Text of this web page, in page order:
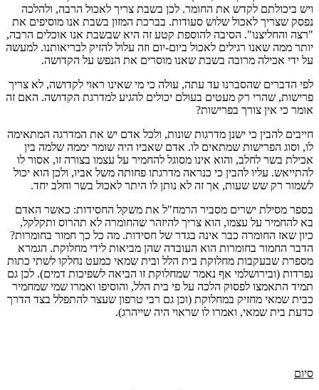
ויש ביכולתם לקדש את החומר. לכן בשבת צריך לאכול הרבה, ולהלכה
נפסק שצריך לאכול שלוש סעודות. בברכת המזון בשבת אנו מוסיפים את
"רצה והחליצנו". הסיבה להוספת קטע זה היא שבשבת אנו אוכלים הרבה,
יותר ממה שאנו רגילים לאכול ביום-יום וזה עלול להזיק לבריאותנו. למעשה
על ידי אכילה מרובה בשבת שאנו מוסרים את הנפש על הקדושה.
לפי הדברים שהסברנו עד עתה, עולה כי מי שאינו ראוי לקדושה, לא צריך
פרישות, שהרי רק מעטים בעולם יכולים להגיע למדרגת הקדושה. האם זה
אומר כי אין צורך בפרישות?
חייבים להבין כי ישנן מדרגות שונות, ולכל אדם יש את המדרגה המתאימה
לו, וסוג הפרישות שמתאים לו. אדם שאביו היה שומר יממה שלמה בין
אכילת בשר לחלב, והוא אינו מסוגל להחמיר על עצמו בצורה זו, אסור לו
להתייאש. עליו להבין כי כנראה מדרגתו פחותה משל אביו, ולכן הוא יכול
לשמור רק שש שעות, אך זה לא נותן לו היתר לאכול בשר וחלב יחד.
בספר מסילת ישרים מסביר הרמח"ל את משקל החסידות: כאשר האדם
בא להחמיר על עצמו, הוא צריך להיזהר שהחומרה לא תהרוס ותקלקל,
כיון שאז החומרה כבר אינה בגדר של חסידות. מה כל כך חמור בחומרות?
הדבר החמור בחומרות הוא העובדה שהן מביאות לידי מחלוקת. הגמרא
מספרת שבעקבות מחלוקת בית הלל ובית שמאי כמעט נחלקו לשתי כתות
נפרדות (ובירושלמי אף נאמר שמחלוקת זו הביאה לשפיכות דמים). לכן גם
תמיד התאמצו לפסוק הלכה על פי בית הלל, והוסיפו ואמרו שמי שמחמיר
כבית שמאי מחזיק במחלוקת (וכן גם רבי טרפון שעצר להתפלל בצד הדרך
כדעת בית שמאי, ואמרו לו שראוי היה שייהרג).
סיום